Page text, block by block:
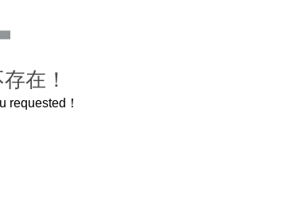
在！
requested！